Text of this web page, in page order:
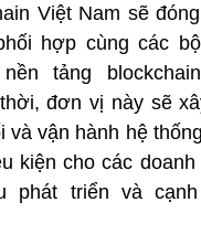
Việt Nam sẽ
hợp cùng các
tảng
đơn vị này sẽ
và vận hành hệ
kiện cho các doanh
phát triển và